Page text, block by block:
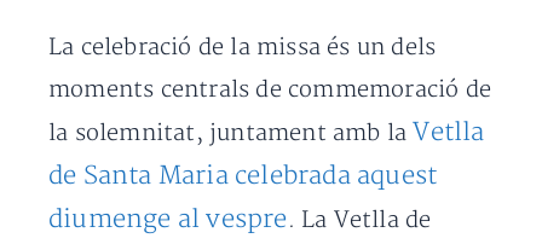
La celebració de la missa és un dels
moments centrals de commemoració de
la solemnitat, juntament amb la Vetlla
de Santa Maria celebrada aquest
diumenge al vespre. La Vetlla de